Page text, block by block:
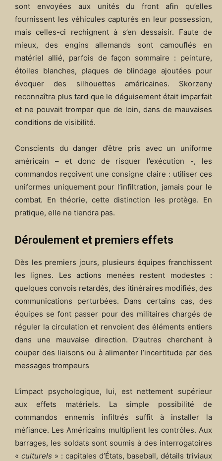
sont envoyées aux unités du front afin qu’elles
fournissent les véhicules capturés en leur possession,
mais celles-ci rechignent à s’en dessaisir. Faute de
mieux, des engins allemands sont camouflés en
matériel allié, parfois de façon sommaire : peinture,
étoiles blanches, plaques de blindage ajoutées pour
évoquer des silhouettes américaines. Skorzeny
reconnaîtra plus tard que le déguisement était imparfait
et ne pouvait tromper que de loin, dans de mauvaises
conditions de visibilité.
Conscients du danger d’être pris avec un uniforme
américain – et donc de risquer l’exécution -, les
commandos reçoivent une consigne claire : utiliser ces
uniformes uniquement pour l’infiltration, jamais pour le
combat. En théorie, cette distinction les protège. En
pratique, elle ne tiendra pas.
Déroulement et premiers effets
Dès les premiers jours, plusieurs équipes franchissent
les lignes. Les actions menées restent modestes :
quelques convois retardés, des itinéraires modifiés, des
communications perturbées. Dans certains cas, des
équipes se font passer pour des militaires chargés de
réguler la circulation et renvoient des éléments entiers
dans une mauvaise direction. D’autres cherchent à
couper des liaisons ou à alimenter l’incertitude par des
messages trompeurs
L’impact psychologique, lui, est nettement supérieur
aux effets matériels. La simple possibilité de
commandos ennemis infiltrés suffit à installer la
méfiance. Les Américains multiplient les contrôles. Aux
barrages, les soldats sont soumis à des interrogatoires
« culturels » : capitales d’États, baseball, détails triviaux